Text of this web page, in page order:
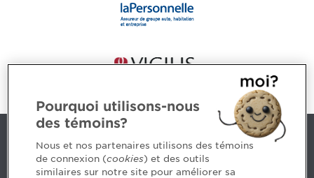
Nous joindre
5, Place Ville Marie, bureau 800, Montréal (Québec)
Pourquoi utilisons-nous
des témoins?
Nous et nos partenaires utilisons des témoins
de connexion (cookies) et des outils
similaires sur notre site pour améliorer sa